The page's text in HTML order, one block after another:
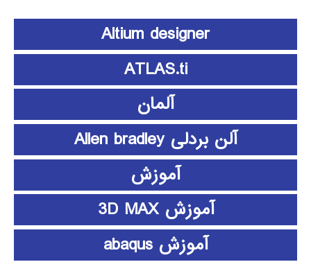
Altium designer
ATLAS.ti
آلمان
آلن بردلی Allen bradley
آموزش
آموزش 3D MAX
آموزش abaqus